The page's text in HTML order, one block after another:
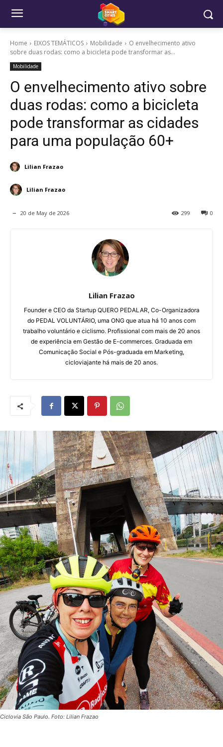
Home EIXOS TEMÁTICOS Mobilidade
O envelhecimento ativo
sobre duas rodas: como a bicicleta pode transformar as...
Mobilidade
O envelhecimento ativo sobre
duas rodas: como a bicicleta
pode transformar as cidades
para uma população 60+
Lilian Frazao
Lilian Frazao
20 de May de 2026 0
299
Lilian Frazao
Founder e CEO da Startup QUERO PEDALAR, Co-Organizadora
do PEDAL VOLUNTÁRIO, uma ONG que atua há 10 anos com
trabalho voluntário e ciclismo. Profissional com mais de 20 anos
de experiência em Gestão de E-commerces. Graduada em
Comunicação Social e Pós-graduada em Marketing,
cicloviajante há mais de 20 anos.
Ciclovia São Paulo. Foto: Lilian Frazao